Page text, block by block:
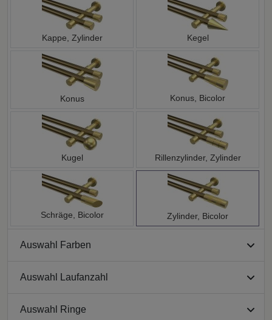
Kappe, Zylinder Kegel
Konus Konus, Bicolor
Kugel Rillenzylinder, Zylinder
Schräge, Bicolor Zylinder, Bicolor
Auswahl Farben
Auswahl Laufanzahl
Auswahl Ringe